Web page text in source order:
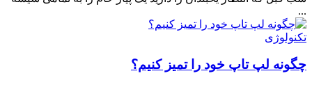
...
تکنولوژی
چگونه لپ تاپ خود را تمیز کنیم؟